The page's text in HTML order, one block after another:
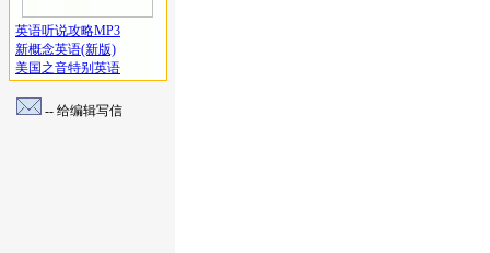
英语听说攻略MP3
新概念英语(新版)
美国之音特别英语
-- 给编辑写信